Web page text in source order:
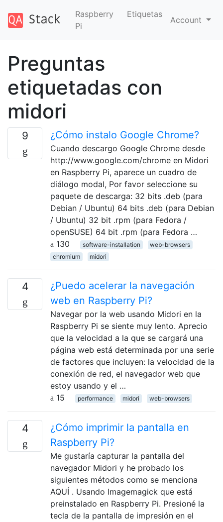
Raspberry
Pi
Etiquetas
Account
Preguntas
etiquetadas con
midori
9 ¿Cómo instalo Google Chrome?
Cuando descargo Google Chrome desde
http://www.google.com/chrome en Midori
en Raspberry Pi, aparece un cuadro de
diálogo modal, Por favor seleccione su
paquete de descarga: 32 bits .deb (para
Debian / Ubuntu) 64 bits .deb (para Debian
/ Ubuntu) 32 bit .rpm (para Fedora /
openSUSE) 64 bit .rpm (para Fedora …
130
software-installation
web-browsers
chromium
midori
4
¿Puedo acelerar la navegación
web en Raspberry Pi?
Navegar por la web usando Midori en la
Raspberry Pi se siente muy lento. Aprecio
que la velocidad a la que se cargará una
página web está determinada por una serie
de factores que incluyen: la velocidad de la
conexión de red, el navegador web que
estoy usando y el …
15
performance midori web-browsers
4
¿Cómo imprimir la pantalla en
Raspberry Pi?
Me gustaría capturar la pantalla del
navegador Midori y he probado los
siguientes métodos como se menciona
AQUÍ . Usando Imagemagick que está
preinstalado en Raspberry Pi. Presioné la
tecla de la pantalla de impresión en el